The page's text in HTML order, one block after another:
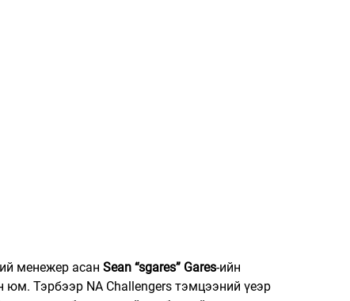
менежер асан Sean “sgares” Gares-ийн
юм. Тэрбээр NA Challengers тэмцээний үеэр